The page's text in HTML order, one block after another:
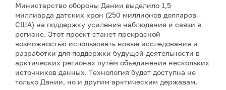
Министерство обороны Дании выделило 1,5
миллиарда датских крон (250 миллионов долларов
США) на поддержку усиления наблюдения и связи в
регионе. Этот проект станет прекрасной
возможностью использовать новые исследования и
разработки для поддержки будущей деятельности в
арктических регионах путём объединения нескольких
источников данных. Технология будет доступна не
только Дании, но и другим арктическим державам.